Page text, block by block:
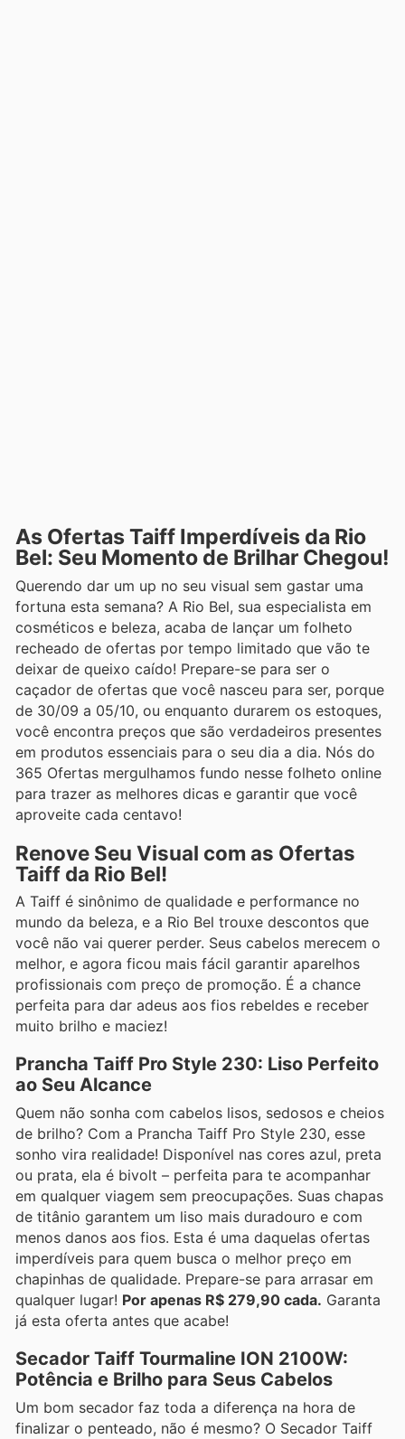
As Ofertas Taiff Imperdíveis da Rio
Bel: Seu Momento de Brilhar Chegou!
Querendo dar um up no seu visual sem gastar uma
fortuna esta semana? A Rio Bel, sua especialista em
cosméticos e beleza, acaba de lançar um folheto
recheado de ofertas por tempo limitado que vão te
deixar de queixo caído! Prepare-se para ser o
caçador de ofertas que você nasceu para ser, porque
de 30/09 a 05/10, ou enquanto durarem os estoques,
você encontra preços que são verdadeiros presentes
em produtos essenciais para o seu dia a dia. Nós do
365 Ofertas mergulhamos fundo nesse folheto online
para trazer as melhores dicas e garantir que você
aproveite cada centavo!
Renove Seu Visual com as Ofertas
Taiff da Rio Bel!
A Taiff é sinônimo de qualidade e performance no
mundo da beleza, e a Rio Bel trouxe descontos que
você não vai querer perder. Seus cabelos merecem o
melhor, e agora ficou mais fácil garantir aparelhos
profissionais com preço de promoção. É a chance
perfeita para dar adeus aos fios rebeldes e receber
muito brilho e maciez!
Prancha Taiff Pro Style 230: Liso Perfeito
ao Seu Alcance
Quem não sonha com cabelos lisos, sedosos e cheios
de brilho? Com a Prancha Taiff Pro Style 230, esse
sonho vira realidade! Disponível nas cores azul, preta
ou prata, ela é bivolt – perfeita para te acompanhar
em qualquer viagem sem preocupações. Suas chapas
de titânio garantem um liso mais duradouro e com
menos danos aos fios. Esta é uma daquelas ofertas
imperdíveis para quem busca o melhor preço em
chapinhas de qualidade. Prepare-se para arrasar em
qualquer lugar! Por apenas R$ 279,90 cada. Garanta
já esta oferta antes que acabe!
Secador Taiff Tourmaline ION 2100W:
Potência e Brilho para Seus Cabelos
Um bom secador faz toda a diferença na hora de
finalizar o penteado, não é mesmo? O Secador Taiff